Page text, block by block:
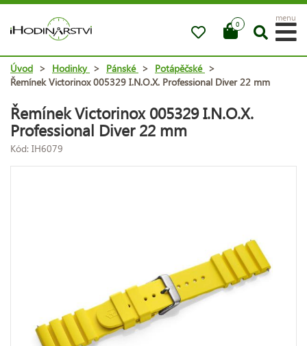
0
menu
Úvod > Hodinky > Pánské > Potápěčské >
Řemínek Victorinox 005329 I.N.O.X. Professional Diver 22 mm
Řemínek Victorinox 005329 I.N.O.X.
Professional Diver 22 mm
Kód: IH6079